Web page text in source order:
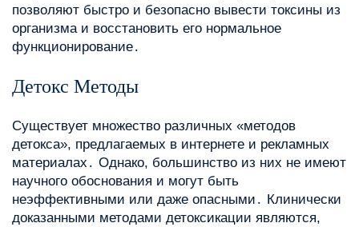
позволяют быстро и безопасно вывести токсины из
организма и восстановить его нормальное
функционирование․
Детокс Методы
Существует множество различных «методов
детокса», предлагаемых в интернете и рекламных
материалах․ Однако, большинство из них не имеют
научного обоснования и могут быть
неэффективными или даже опасными․ Клинически
доказанными методами детоксикации являются,